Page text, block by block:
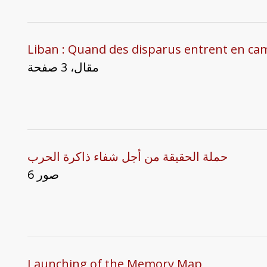
Liban : Quand des disparus entrent en
مقال، 3 صفحة
حملة الحقيقة من أجل شفاء ذاكرة الحرب
6 صور
Launching of the Memory Map